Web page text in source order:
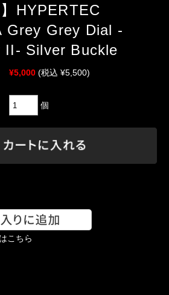
HYPERTEC
Grey Grey Dial -
II- Silver Buckle
¥5,000 (税込 ¥5,500)
個
こちら